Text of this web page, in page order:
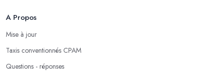
A Propos
Mise à jour
Taxis conventionnés CPAM
Questions - réponses